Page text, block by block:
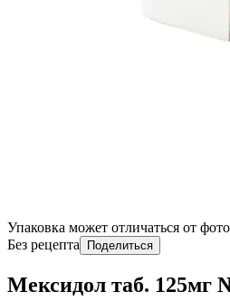
Упаковка может отличаться от фото
Без рецепта
Поделиться
Мексидол таб. 125мг